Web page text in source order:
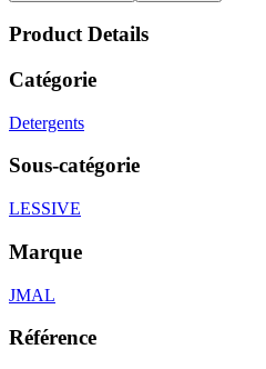
Product Details
Catégorie
Detergents
Sous-catégorie
LESSIVE
Marque
JMAL
Référence